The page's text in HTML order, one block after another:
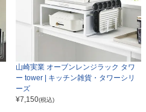
山崎実業 オーブンレンジラック タワ
ー tower | キッチン雑貨・タワーシリ
ーズ
¥7,150(税込)